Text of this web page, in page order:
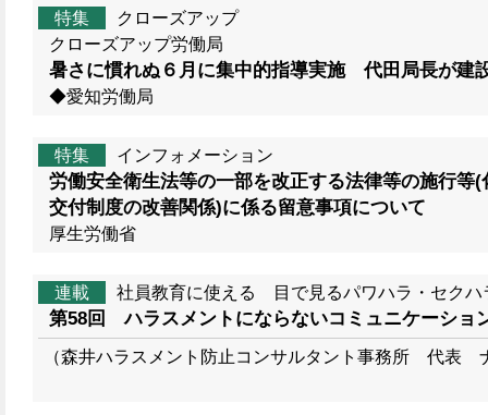
特集
クローズアップ
クローズアップ労働局
暑さに慣れぬ６月に集中的指導実施 代田局長が建
◆愛知労働局
特集 インフォメーション
労働安全衛生法等の一部を改正する法律等の施行等
交付制度の改善関係)に係る留意事項について
厚生労働省
連載 社員教育に使える 目で見るパワハラ・セクハ
第58回 ハラスメントにならないコミュニケーショ
（森井ハラスメント防止コンサルタント事務所 代表